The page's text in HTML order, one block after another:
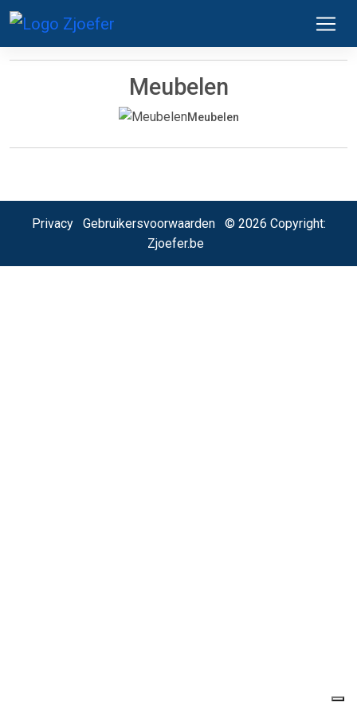
Meubelen
Meubelen
Privacy Gebruikersvoorwaarden© 2026 Copyright:
Zjoefer.be